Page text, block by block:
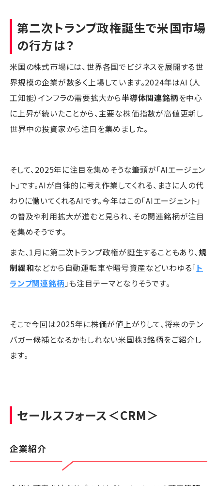
第二次トランプ政権誕生で米国市場
の行方は？
米国の株式市場には、世界各国でビジネスを展開する世
界規模の企業が数多く上場しています。2024年はAI（人
工知能）インフラの需要拡大から半導体関連銘柄を中心
に上昇が続いたことから、主要な株価指数が高値更新し
世界中の投資家から注目を集めました。
そして、2025年に注目を集めそうな筆頭が「AIエージェン
ト」です。AIが自律的に考え作業してくれる、まさに人の代
わりに働いてくれるAIです。今年はこの「AIエージェント」
の普及や利用拡大が進むと見られ、その関連銘柄が注目
を集めそうです。
また、1月に第二次トランプ政権が誕生することもあり、規
制緩和などから自動運転車や暗号資産などいわゆる「ト
ランプ関連銘柄 」も注目テーマとなりそうです。
そこで今回は2025年に株価が値上がりして、将来のテン
バガー候補となるかもしれない米国株3銘柄をご紹介し
ます。
セールスフォース＜CRM＞
企業紹介